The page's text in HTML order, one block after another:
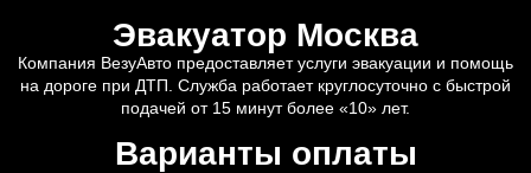
Эвакуатор Москва
Компания ВезуАвто предоставляет услуги эвакуации и помощь
на дороге при ДТП. Служба работает круглосуточно с быстрой
подачей от 15 минут более «10» лет.
Варианты оплаты